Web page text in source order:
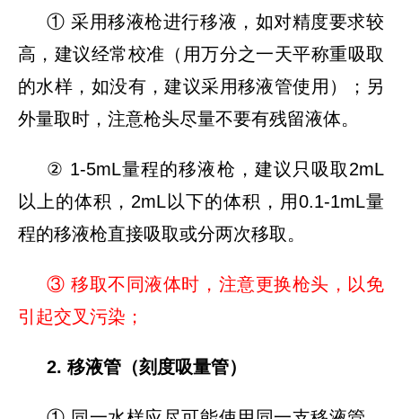
① 采用移液枪进行移液，如对精度要求较
高，建议经常校准（用万分之一天平称重吸取
的水样，如没有，建议采用移液管使用）；另
外量取时，注意枪头尽量不要有残留液体。
② 1-5mL量程的移液枪，建议只吸取2mL
以上的体积，2mL以下的体积，用0.1-1mL量
程的移液枪直接吸取或分两次移取。
③ 移取不同液体时，注意更换枪头，以免
引起交叉污染；
2. 移液管（刻度吸量管）